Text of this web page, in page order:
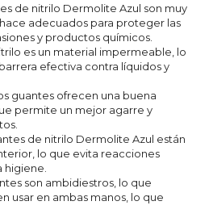
de nitrilo Dermolite Azul son muy
adecuados para proteger las
y productos químicos.
es un material impermeable, lo
efectiva contra líquidos y
guantes ofrecen una buena
permite un mejor agarre y
de nitrilo Dermolite Azul están
lo que evita reacciones
higiene.
son ambidiestros, lo que
usar en ambas manos, lo que